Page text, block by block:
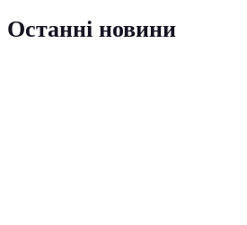
Останні новини